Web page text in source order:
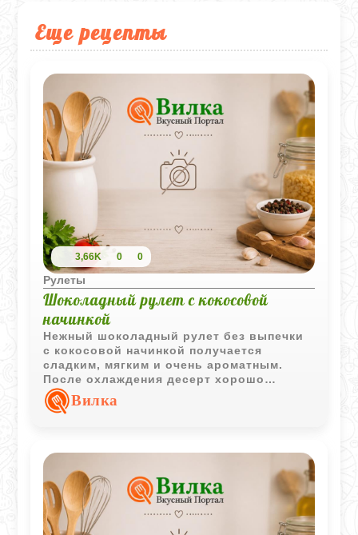
Еще рецепты
3,66K 0 0
Рулеты
Шоколадный рулет с кокосовой
начинкой
Нежный шоколадный рулет без выпечки
с кокосовой начинкой получается
сладким, мягким и очень ароматным.
После охлаждения десерт хорошо
держит форму и красиво смотрится в
нарезке.
Вилка